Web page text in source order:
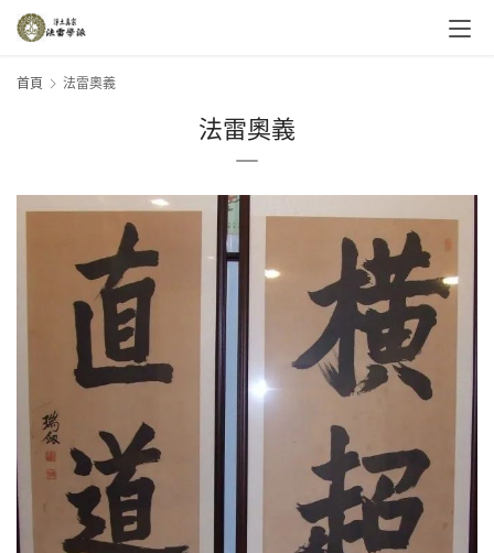
首頁 法雷奧義
法雷奧義